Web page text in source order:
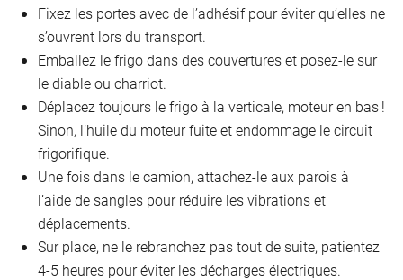
Fixez les portes avec de l’adhésif pour éviter qu’elles ne
s’ouvrent lors du transport.
Emballez le frigo dans des couvertures et posez-le sur
le diable ou charriot.
Déplacez toujours le frigo à la verticale, moteur en bas !
Sinon, l’huile du moteur fuite et endommage le circuit
frigorifique.
Une fois dans le camion, attachez-le aux parois à
l’aide de sangles pour réduire les vibrations et
déplacements.
Sur place, ne le rebranchez pas tout de suite, patientez
4-5 heures pour éviter les décharges électriques.